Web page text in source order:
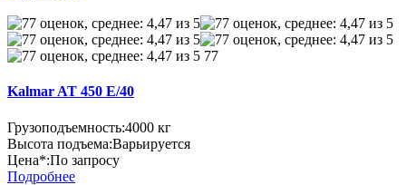
77
Kalmar AT 450 E/40
Грузоподъемность:4000 кг
Высота подъема:Варьируется
Цена*:По запросу
Подробнее